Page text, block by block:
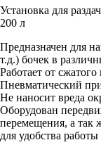
Установка для
200 л
Предназначен для
т.д.) бочек в
Работает от сжатого
Пневматический
Не наносит вреда
Оборудован
перемещения, а
для удобства